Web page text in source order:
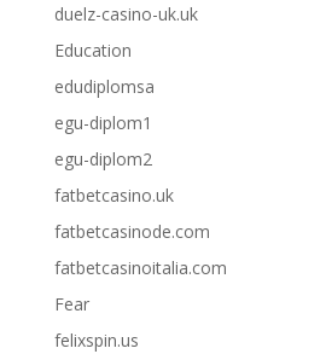
duelz-casino-uk.uk
Education
edudiplomsa
egu-diplom1
egu-diplom2
fatbetcasino.uk
fatbetcasinode.com
fatbetcasinoitalia.com
Fear
felixspin.us